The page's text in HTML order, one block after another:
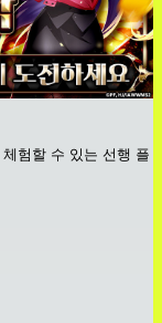
험할 수 있는 선행 플